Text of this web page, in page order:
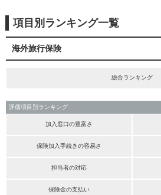
項目別ランキング一覧
海外旅行保険
総合ランキング
評価項目別ランキング
加入窓口の豊富さ
保険加入手続きの容易さ
担当者の対応
保険金の支払い